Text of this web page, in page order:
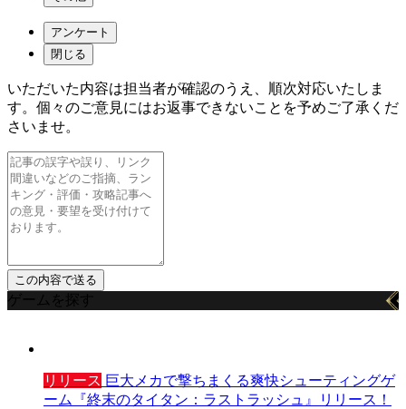
アンケート
閉じる
いただいた内容は担当者が確認のうえ、順次対応いたしま
す。個々のご意見にはお返事できないことを予めご了承くだ
さいませ。
ゲームを探す
リリース 巨大メカで撃ちまくる爽快シューティングゲ
ーム『終末のタイタン：ラストラッシュ』リリース！